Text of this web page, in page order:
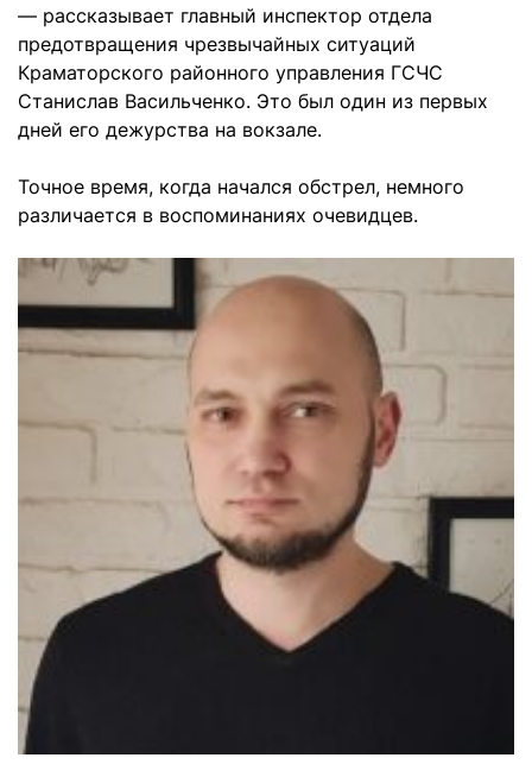
— рассказывает главный инспектор отдела
предотвращения чрезвычайных ситуаций
Краматорского районного управления ГСЧС
Станислав Васильченко. Это был один из первых
дней его дежурства на вокзале.
Точное время, когда начался обстрел, немного
различается в воспоминаниях очевидцев.